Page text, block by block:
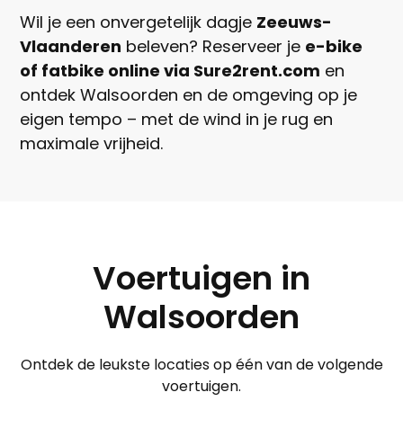
Wil je een onvergetelijk dagje Zeeuws-
Vlaanderen beleven? Reserveer je e-bike
of fatbike online via Sure2rent.com en
ontdek Walsoorden en de omgeving op je
eigen tempo – met de wind in je rug en
maximale vrijheid.
Voertuigen in
Walsoorden
Ontdek de leukste locaties op één van de volgende
voertuigen.